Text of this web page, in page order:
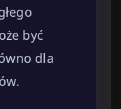
być
dla